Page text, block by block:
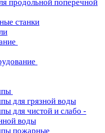
продольной поперечной
станки
для грязной воды
для чистой и слабо -
воды
пожарные